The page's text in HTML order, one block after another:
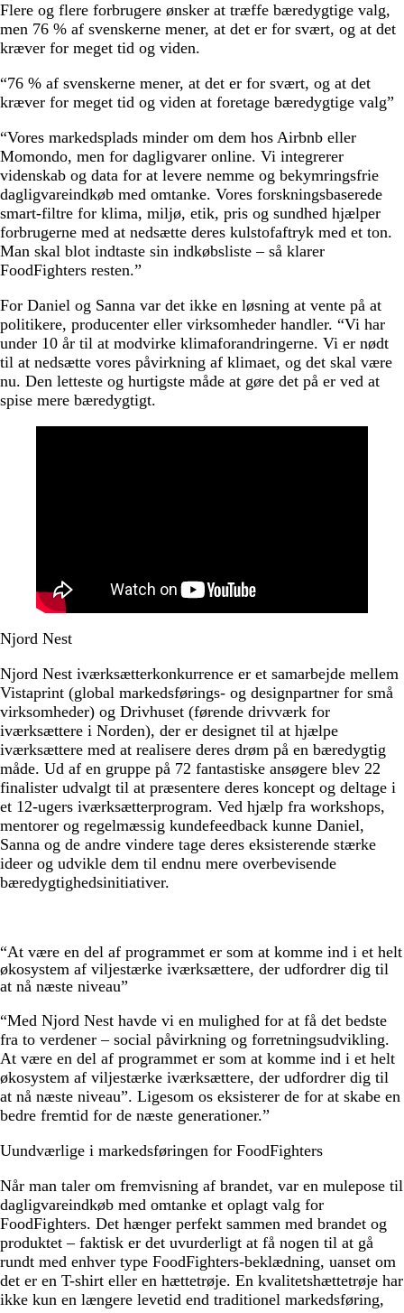
Flere og flere forbrugere ønsker at træffe bæredygtige valg,
men 76 % af svenskerne mener, at det er for svært, og at det
kræver for meget tid og viden.
“76 % af svenskerne mener, at det er for svært, og at det
kræver for meget tid og viden at foretage bæredygtige valg”
“Vores markedsplads minder om dem hos Airbnb eller
Momondo, men for dagligvarer online. Vi integrerer
videnskab og data for at levere nemme og bekymringsfrie
dagligvareindkøb med omtanke. Vores forskningsbaserede
smart-filtre for klima, miljø, etik, pris og sundhed hjælper
forbrugerne med at nedsætte deres kulstofaftryk med et ton.
Man skal blot indtaste sin indkøbsliste – så klarer
FoodFighters resten.”
For Daniel og Sanna var det ikke en løsning at vente på at
politikere, producenter eller virksomheder handler. “Vi har
under 10 år til at modvirke klimaforandringerne. Vi er nødt
til at nedsætte vores påvirkning af klimaet, og det skal være
nu. Den letteste og hurtigste måde at gøre det på er ved at
spise mere bæredygtigt.
Njord Nest
Njord Nest iværksætterkonkurrence er et samarbejde mellem
Vistaprint (global markedsførings- og designpartner for små
virksomheder) og Drivhuset (førende drivværk for
iværksættere i Norden), der er designet til at hjælpe
iværksættere med at realisere deres drøm på en bæredygtig
måde. Ud af en gruppe på 72 fantastiske ansøgere blev 22
finalister udvalgt til at præsentere deres koncept og deltage i
et 12-ugers iværksætterprogram. Ved hjælp fra workshops,
mentorer og regelmæssig kundefeedback kunne Daniel,
Sanna og de andre vindere tage deres eksisterende stærke
ideer og udvikle dem til endnu mere overbevisende
bæredygtighedsinitiativer.
“At være en del af programmet er som at komme ind i et helt
økosystem af viljestærke iværksættere, der udfordrer dig til
at nå næste niveau”
“Med Njord Nest havde vi en mulighed for at få det bedste
fra to verdener – social påvirkning og forretningsudvikling.
At være en del af programmet er som at komme ind i et helt
økosystem af viljestærke iværksættere, der udfordrer dig til
at nå næste niveau”. Ligesom os eksisterer de for at skabe en
bedre fremtid for de næste generationer.”
Uundværlige i markedsføringen for FoodFighters
Når man taler om fremvisning af brandet, var en mulepose til
dagligvareindkøb med omtanke et oplagt valg for
FoodFighters. Det hænger perfekt sammen med brandet og
produktet – faktisk er det uvurderligt at få nogen til at gå
rundt med enhver type FoodFighters-beklædning, uanset om
det er en T-shirt eller en hættetrøje. En kvalitetshættetrøje har
ikke kun en længere levetid end traditionel markedsføring,